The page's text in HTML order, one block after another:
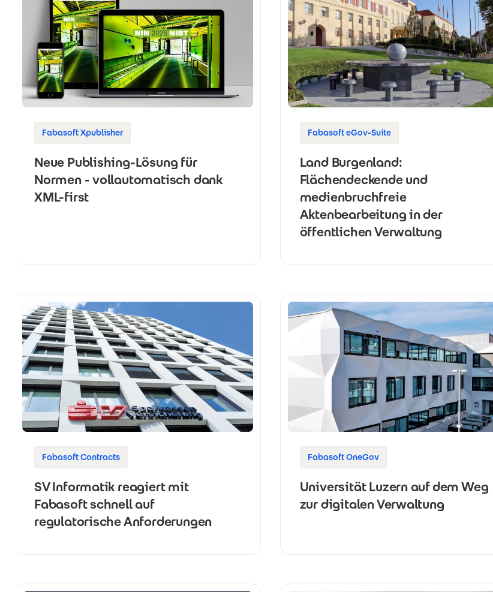
Fabasoft Xpublisher
Neue Publishing-Lösung für
Normen - vollautomatisch dank
XML-first
Fabasoft eGov-Suite
Land Burgenland:
Flächendeckende und
medienbruchfreie
Aktenbearbeitung in der
öffentlichen Verwaltung
Fabasoft Contracts
SV Informatik reagiert mit
Fabasoft schnell auf
regulatorische Anforderungen
Fabasoft OneGov
Universität Luzern auf dem Weg
zur digitalen Verwaltung